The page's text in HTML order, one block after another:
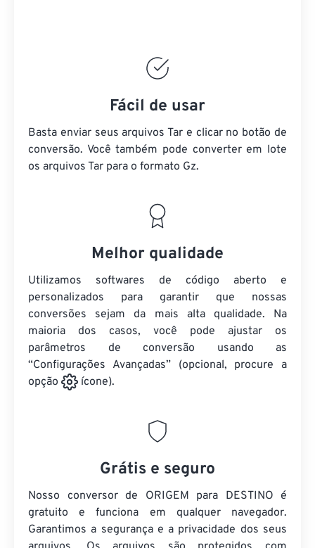
Fácil de usar
Basta enviar seus arquivos Tar e clicar no botão de
conversão. Você também pode converter em lote
os arquivos Tar para o formato Gz.
Melhor qualidade
Utilizamos softwares de código aberto e
personalizados para garantir que nossas
conversões sejam da mais alta qualidade. Na
maioria dos casos, você pode ajustar os
parâmetros de conversão usando as
“Configurações Avançadas” (opcional, procure a
opção
ícone).
Grátis e seguro
Nosso conversor de ORIGEM para DESTINO é
gratuito e funciona em qualquer navegador.
Garantimos a segurança e a privacidade dos seus